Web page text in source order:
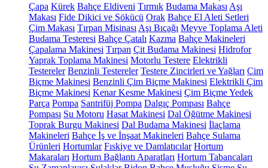
Çapa Kürek Bahçe Eldiveni Tırmık Budama Makası Aşı
Makası Fide Dikici ve Sökücü Orak Bahçe El Aleti Setleri
Çim Makası Tırpan Misinası Aşı Bıçağı Meyve Toplama Aleti
Budama Testeresi Bahçe Çatalı Kazma Bahçe Makineleri
Çapalama Makinesi Tırpan Çit Budama Makinesi Hidrofor
Yaprak Toplama Makinesi Motorlu Testere Elektrikli
Testereler Benzinli Testereler Testere Zincirleri ve Yağları Çim
Biçme Makinesi Benzinli Çim Biçme Makinesi Elektrikli Çim
Biçme Makinesi Kenar Kesme Makinesi Çim Biçme Yedek
Parça Pompa Santrifüj Pompa Dalgıç Pompası Bahçe
Pompası Su Motoru Hasat Makinesi Dal Öğütme Makinesi
Toprak Burgu Makinesi Dal Budama Makinesi İlaçlama
Makineleri Bahçe İş ve İnşaat Makineleri Bahçe Sulama
Ürünleri Hortumlar Fıskiye ve Damlatıcılar Hortum
Makaraları Hortum Bağlantı Aparatları Hortum Tabancaları